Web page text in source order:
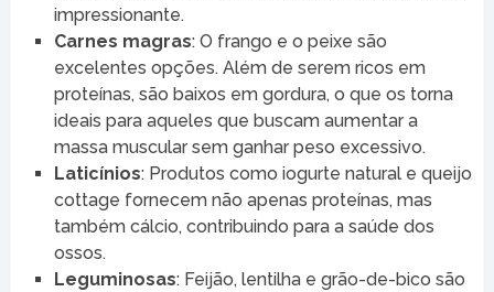
impressionante.
Carnes magras: O frango e o peixe são
excelentes opções. Além de serem ricos em
proteínas, são baixos em gordura, o que os torna
ideais para aqueles que buscam aumentar a
massa muscular sem ganhar peso excessivo.
Laticínios: Produtos como iogurte natural e queijo
cottage fornecem não apenas proteínas, mas
também cálcio, contribuindo para a saúde dos
ossos.
Leguminosas: Feijão, lentilha e grão-de-bico são